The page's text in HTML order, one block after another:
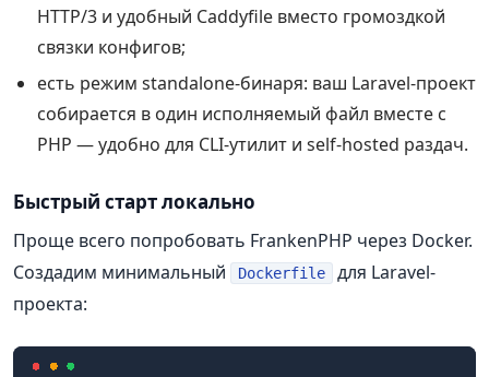
HTTP/3 и удобный Caddyfile вместо громоздкой
связки конфигов;
есть режим standalone-бинаря: ваш Laravel-проект
собирается в один исполняемый файл вместе с
PHP — удобно для CLI-утилит и self-hosted раздач.
Быстрый старт локально
Проще всего попробовать FrankenPHP через Docker.
Создадим минимальный
Dockerfile
для Laravel-
проекта: